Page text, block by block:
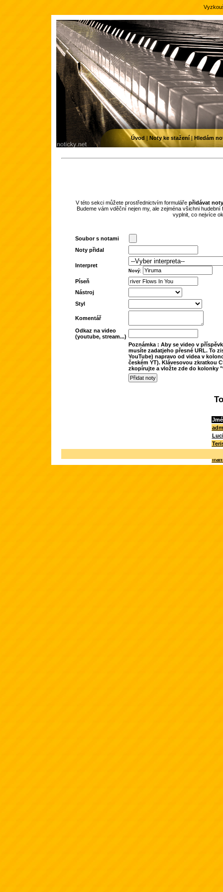
V této sekci můžete prostřednictvím formuláře přidávat noty
Budeme vám vděční nejen my, ale zejména všichni
vyplnit, co nejvíce
Soubor s notami
Noty přidal
Interpret
Nový:
Píseň
Nástroj
Styl
Komentář
Odkaz na video
(youtube, stream...)
Poznámka : Aby se video v
musíte zadatjeho přesné URL. To
YouTube) napravo od videa v
českém YT). Klávesovou zkratkou
zkopírujte a vložte zde do kolonky
Úvod | Noty ke stažení| Hledám